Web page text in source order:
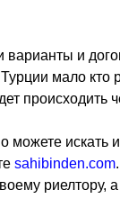
варианты и
мало кто
происходить
можете искать
sahibinden.com
риелтору,